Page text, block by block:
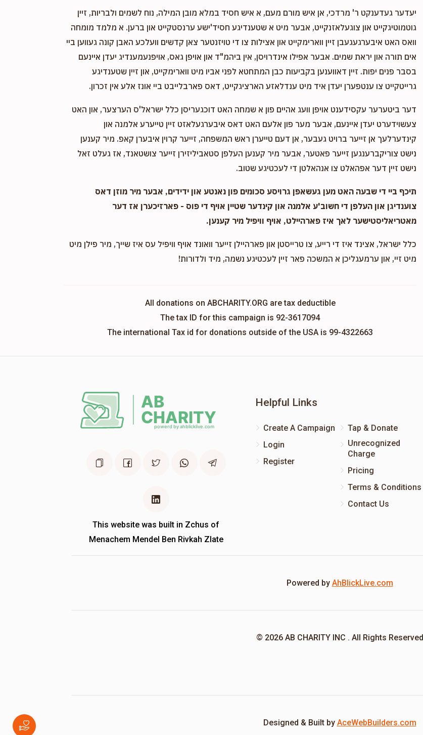
Phone Donation Moshe Hass
11 months ago
$100.00
יעדער געדענקט ר' מרדכי, אן איש מורם מעם, א איש חסיד במלא מובן המילה, נוח לשמים ולבריות, זיין
גוטמוטיגקייט און צוגעלאזנקייט, אבער מיט א שטענדיגע חסיד'ישע ערנסטקייט און ברען. א מלמד מומחה
וואס האט איבערגעגעבן זיין ווארימקייט און אצילות צו די טויזנטער צאן קדשים וועלכע האבן קונה געווען ביי
אים תורה און יראת שמים. אבער אפילו אינדרויסן, אין ביהמ"ד און אויפן גאס, אויפנעמענדיג יעדן איינעם
בסבר פנים יפות. זיין דאווענען בקביעות כבן המתחטא לפני אביו מיט ווארימקייט, און זיין שטענדיגע
גרייטקייט צו ענטפערן יעדן איד מיט ענדלאזע הארציגקייט, דאס פארבלייבט ביי אונז אלע אין זכרון.
דער ביטערער עקסידענט אויפן וועג אהיים פון א שמחה האט דוכגעריסן כלל ישראל'ס הערצער, און האט
צעשוידערט יעדן איינעם, אבער מער פון אלעם האט דאס איבערגעלאזט זיין טייערע אלמנה און
קינדערלעך אן זייער ברויט געבער, אן דעם טייערן ראש המשפחה, זייער קרוין איבערן קאפ. מיר קענען
נישט צוריקברענגען זייער פאטער, אבער מיר קענען העלפן סטאביליזירן זייער צושטאנד, אז געלט זאל
נישט זיין דער אפהאלט צו אנהאלטן די לעכטיגע שטוב.
תיכף ביי די שבעה האט מען געשאפן גרויסע סכומים פון נאנטע און ידידים, אבער מיר מוזן דאס
צוענדיגן און העלפן די חשוב'ע אלמנה און קינדער שטיין אויף די פוס - פארזיכערן אז דער
מאטריאליסטישער לאך איז פארהיילט, אויף וויפיל מיר קענען.
כלל ישראל, אצינד איז די רייע, צו טרייסטן און פארהיילן זייער וואונד אויף וויפיל עס איז שייך, מיר פילן מיט
מיט זיי, און ערמעגליכן א המשכה פאר זיין לעכטיגע נשמה, מיד ולדורות!
All donations on ABCHARITY.ORG are tax deductible
The tax ID for this campaign is 92-3617094
The international Tax id for donations outside of the USA is 99-4322663
This website was built in Zchus of
Menachem Mendel Ben Rivkah Zlate
Helpful Links
Create A Campaign
Login
Register
Tap & Donate
Unrecognized
Charge
Pricing
Terms & Conditions
Contact Us
Powered by AhBlickLive.com
© 2026 AB CHARITY INC . All Rights Reserved
Designed & Built by AceWebBuilders.com